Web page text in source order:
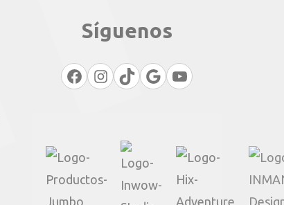
Síguenos
Facebook
Instagram
TikTok
GoogleYouTube